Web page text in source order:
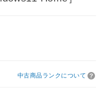
中古商品ランクについて